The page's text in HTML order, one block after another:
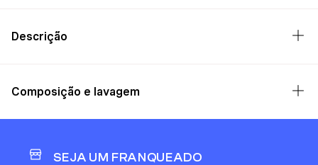
Descrição
Composição e lavagem
SEJA UM FRANQUEADO